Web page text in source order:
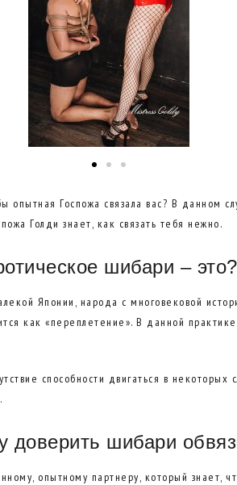
опытная Госпожа связала вас? В данном
Голди знает, как связать тебя нежно.
шибари – это?
Японии, народа с многовековой
как «переплетение». В данной
способности двигаться в
доверить шибари
опытному партнеру, который знает,